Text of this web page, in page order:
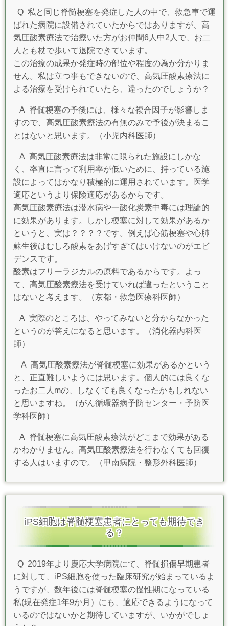
Q 私と同じ脊髄梗塞を発症した人の中で、救急車で運
ばれた病院に設備されていたからではありますが、高
気圧酸素療法で治療いた方がお仲間6人中2人で、お二
人とも杖で歩いて退院できています。
この治療の成果か発症時の部位や程度の為か分かりま
せん。私は立つ事もできないので、高気圧酸素療法に
よる治療を受けられていたら、違ったのでしょうか？
A 脊髄梗塞の予後には、様々な複合因子が影響しま
すので、高気圧酸素療法の有無のみで予後が決まるこ
とはないと思います。（小児内科医師）
A 高気圧酸素療法は非常に限られた施設にしかな
く、率直に言って利用率が低いために、持っている施
設によってはかなり積極的に運用されています。医学
適応というより保険適応があるからです。
高気圧酸素療法は潜水病や一酸化炭素中毒には理論的
に効果があります。しかし梗塞に対して効果があるか
というと、実は？？？？です。例えば心筋梗塞や心肺
蘇生後はむしろ酸素をあげすぎてはいけないのがエビ
デンスです。
酸素はフリーラジカルの原料であるからです。よっ
て、高気圧酸素療法を受けていれば違ったということ
はないと考えます。（京都・救急医療科医師）
A 実際のところは、やってみないと分からなかった
というのが答えになると思います。（消化器内科医
師）
A 高気圧酸素療法が脊髄梗塞に効果があるかという
と、正直難しいようには思います。個人的には良くな
ったお二人mの、しなくても良くなったかもしれない
と思いますね。（がん循環器病予防センター・予防医
学科医師）
A 脊髄梗塞に高気圧酸素療法がどこまで効果がある
かわかりません。高気圧酸素療法を行わなくても回復
する人はいますので。（甲南病院・整形外科医師）
iPS細胞は脊髄梗塞患者にとっても期待でき
る？
Q 2019年より慶応大学病院にて、脊髄損傷早期患者
に対して、iPS細胞を使った臨床研究が始まっているよ
うですが、数年後には脊髄梗塞の慢性期になっている
私(現在発症1年9か月）にも、適応できるようになって
いるのではないかと期待していますが、いかがでしょ